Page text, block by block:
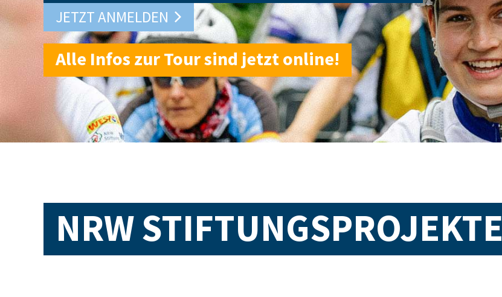
JETZT ANMELDEN
Alle Infos zur Tour sind jetzt online!
NRW STIFTUNGSPROJEKTE